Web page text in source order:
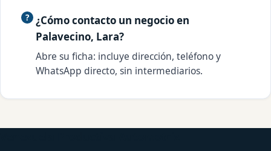
¿Cómo contacto un negocio en
Palavecino, Lara?
Abre su ficha: incluye dirección, teléfono y
WhatsApp directo, sin intermediarios.